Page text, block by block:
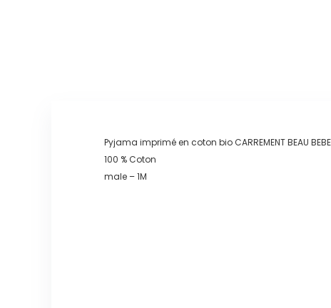
Pyjama imprimé en coton bio CARREMENT BEAU
100 % Coton
male – 1M